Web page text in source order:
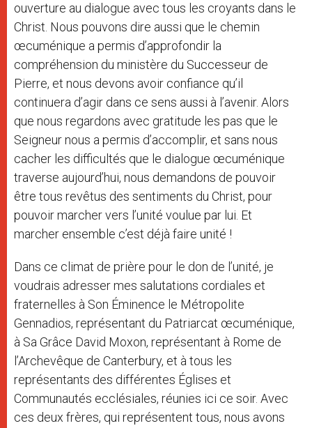
ouverture au dialogue avec tous les croyants dans le
Christ. Nous pouvons dire aussi que le chemin
œcuménique a permis d’approfondir la
compréhension du ministère du Successeur de
Pierre, et nous devons avoir confiance qu’il
continuera d’agir dans ce sens aussi à l’avenir. Alors
que nous regardons avec gratitude les pas que le
Seigneur nous a permis d’accomplir, et sans nous
cacher les difficultés que le dialogue œcuménique
traverse aujourd’hui, nous demandons de pouvoir
être tous revêtus des sentiments du Christ, pour
pouvoir marcher vers l’unité voulue par lui. Et
marcher ensemble c’est déjà faire unité !
Dans ce climat de prière pour le don de l’unité, je
voudrais adresser mes salutations cordiales et
fraternelles à Son Éminence le Métropolite
Gennadios, représentant du Patriarcat œcuménique,
à Sa Grâce David Moxon, représentant à Rome de
l’Archevêque de Canterbury, et à tous les
représentants des différentes Églises et
Communautés ecclésiales, réunies ici ce soir. Avec
ces deux frères, qui représentent tous, nous avons